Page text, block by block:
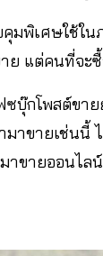
มพิเศษใช้ใ
ย แต่คนที่จะ
ซบุ๊กโพสต์ขา
มาขายเช่นนี้
าขายออนไล